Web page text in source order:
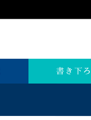
書き下